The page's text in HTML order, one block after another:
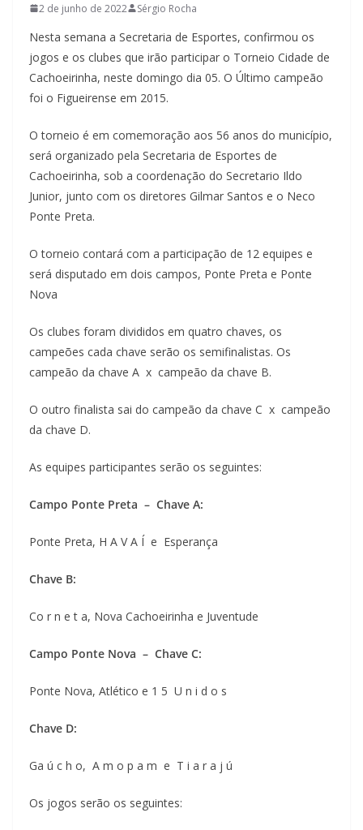
2 de junho de 2022 Sérgio Rocha
Nesta semana a Secretaria de Esportes, confirmou os
jogos e os clubes que irão participar o Torneio Cidade de
Cachoeirinha, neste domingo dia 05. O Último campeão
foi o Figueirense em 2015.
O torneio é em comemoração aos 56 anos do município,
será organizado pela Secretaria de Esportes de
Cachoeirinha, sob a coordenação do Secretario Ildo
Junior, junto com os diretores Gilmar Santos e o Neco
Ponte Preta.
O torneio contará com a participação de 12 equipes e
será disputado em dois campos, Ponte Preta e Ponte
Nova
Os clubes foram divididos em quatro chaves, os
campeões cada chave serão os semifinalistas. Os
campeão da chave A x campeão da chave B.
O outro finalista sai do campeão da chave C x campeão
da chave D.
As equipes participantes serão os seguintes:
Campo Ponte Preta – Chave A:
Ponte Preta, H A V A Í e Esperança
Chave B:
Co r n e t a, Nova Cachoeirinha e Juventude
Campo Ponte Nova – Chave C:
Ponte Nova, Atlético e 1 5 U n i d o s
Chave D:
Ga ú c h o, A m o p a m e T i a r a j ú
Os jogos serão os seguintes: